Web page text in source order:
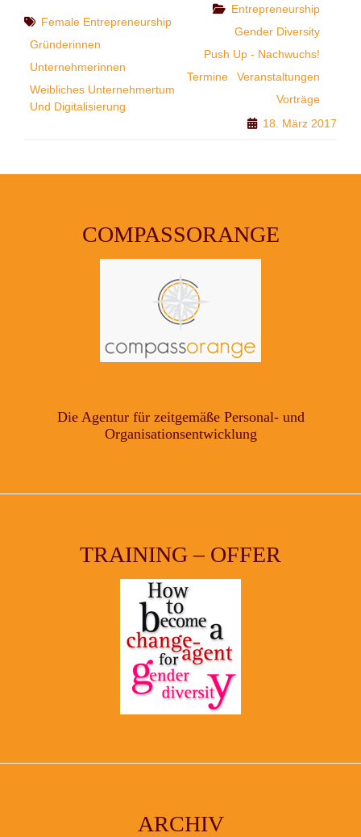
Tags
Female Entrepreneurship
Gründerinnen
Unternehmerinnen
Weibliches Unternehmertum
Und Digitalisierung
Categories
Entrepreneurship
Gender Diversity
Push Up - Nachwuchs!
Termine
Veranstaltungen
Vorträge
18. März 2017
COMPASSORANGE
Die Agentur für zeitgemäße Personal- und
Organisationsentwicklung
TRAINING – OFFER
ARCHIV